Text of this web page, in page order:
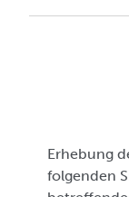
Erhebung
folgenden